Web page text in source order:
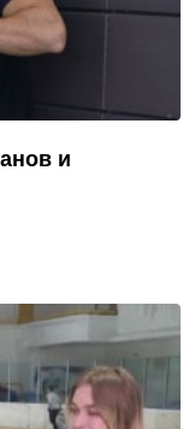
и